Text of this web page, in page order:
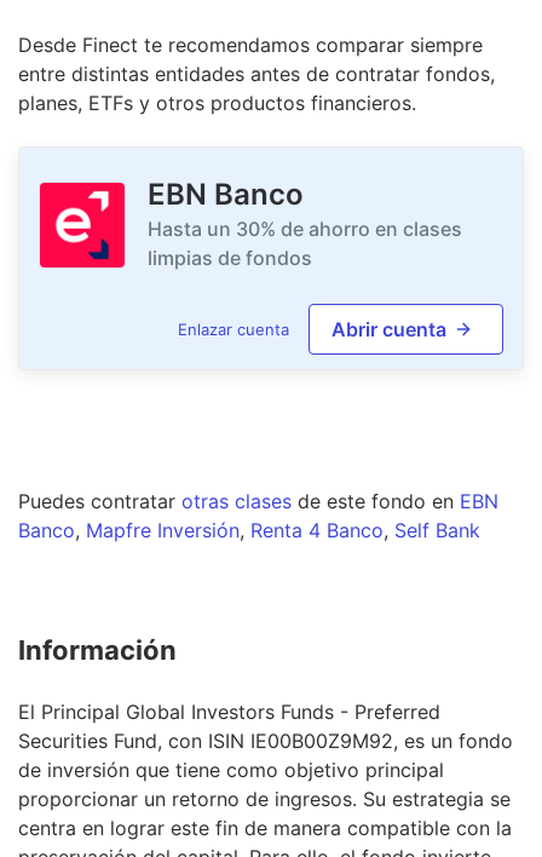
Desde Finect te recomendamos comparar siempre
entre distintas entidades antes de contratar fondos,
planes, ETFs y otros productos financieros.
EBN Banco
Hasta un 30% de ahorro en clases
limpias de fondos
Enlazar cuenta Abrir cuenta
Puedes contratar otras clases de este fondo en EBN
Banco, Mapfre Inversión, Renta 4 Banco, Self Bank
Información
El Principal Global Investors Funds - Preferred
Securities Fund, con ISIN IE00B00Z9M92, es un fondo
de inversión que tiene como objetivo principal
proporcionar un retorno de ingresos. Su estrategia se
centra en lograr este fin de manera compatible con la